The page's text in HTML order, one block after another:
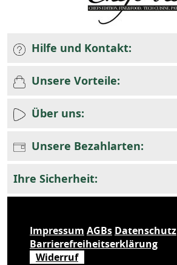
Hilfe und Kontakt:
Unsere Vorteile:
Über uns:
Unsere Bezahlarten:
Ihre Sicherheit:
Impressum AGBs Datenschutz
Barrierefreiheitserklärung
Widerruf